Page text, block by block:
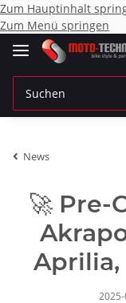
Zum Hauptinhalt
Zum Menü springen
News
🚀 Pre-
Aprilia,